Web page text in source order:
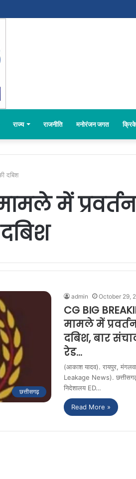
राज्य राजनीति मनोरंजन जगत
दबिश
में प्रवर्तन
छत्तीसगढ़
admin October 29,
CG BIG
मामले में
दबिश, बार
रेड…
(आकाश यादव). रायपुर,
Leakage News).
निदेशालय ED…
Read More »